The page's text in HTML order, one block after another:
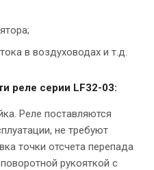
в воздуховодах и т.д.
реле серии LF32-03:
Реле поставляются
не требуют
точки отсчета перепада
рукояткой с